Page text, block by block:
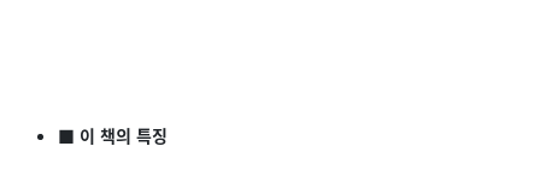
■ 이 책의 특징